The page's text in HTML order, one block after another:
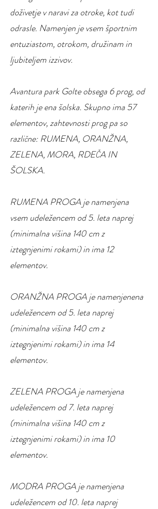
doživetje v naravi za otroke, kot tudi
odrasle. Namenjen je vsem športnim
entuziastom, otrokom, družinam in
ljubiteljem izzivov.
Avantura park Golte obsega 6 prog, od
katerih je ena šolska. Skupno ima 57
elementov, zahtevnosti prog pa so
različne: RUMENA, ORANŽNA,
ZELENA, MORA, RDEČA IN
ŠOLSKA.
RUMENA PROGA je namenjena
vsem udeležencem od 5. leta naprej
(minimalna višina 140 cm z
iztegnjenimi rokami) in ima 12
elementov.
ORANŽNA PROGA je namenjenena
udeležencem od 5. leta naprej
(minimalna višina 140 cm z
iztegnjenimi rokami) in ima 14
elementov.
ZELENA PROGA je namenjena
udeležencem od 7. leta naprej
(minimalna višina 140 cm z
iztegnjenimi rokami) in ima 10
elementov.
MODRA PROGA je namenjena
udeležencem od 10. leta naprej